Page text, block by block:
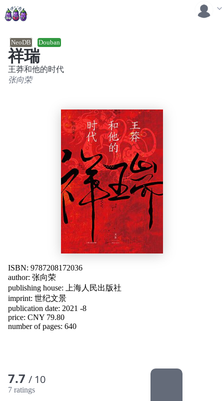
祥瑞
NeoDB Douban
ISBN: 9787208172036
author: 张向荣
publishing house:
上海人民出版社
imprint: 世纪文景
publication date: 2021 -8
price: CNY 79.80
number of pages: 640
7.7 / 10
7 ratings
王莽和他的时代
张向荣